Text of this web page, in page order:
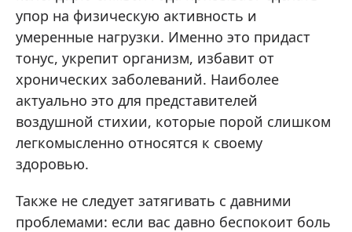
упор на физическую активность и
умеренные нагрузки. Именно это придаст
тонус, укрепит организм, избавит от
хронических заболеваний. Наиболее
актуально это для представителей
воздушной стихии, которые порой слишком
легкомысленно относятся к своему
здоровью.
Также не следует затягивать с давними
проблемами: если вас давно беспокоит боль